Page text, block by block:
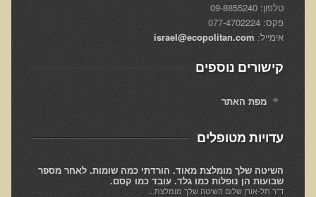
Skin Lecture
Immunogenic Proteins
קצרצרים
קליפ נפאל
הסבר קצר על ויטמין B12
סטימולנטים (ממריצים)
האם רק צמחונים וטבעונים צריכים הכוונה תזונתית?
אומגה 3
טלפון: 09-8855240
פקס: 077-4702224
אימייל: israel@ecopolitan.com
קישורים נוספים
מפת האתר
עדויות מטופלים
השיטה שלך מומלצת מאוד. הורדתי כמה שומות. לאחר מספר
שבועות הן נופלות כמו גלד. עובד כמו קסם.
ד"ר תל-אורן שלום השיטה שלך מומלצת...